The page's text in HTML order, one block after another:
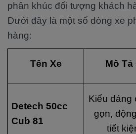
phân khúc đối tượng khách
Dưới đây là một số dòng xe
hàng:
Tên Xe Mô Tả
Detech 50cc
Cub 81
Kiểu dáng
gọn,
tiết